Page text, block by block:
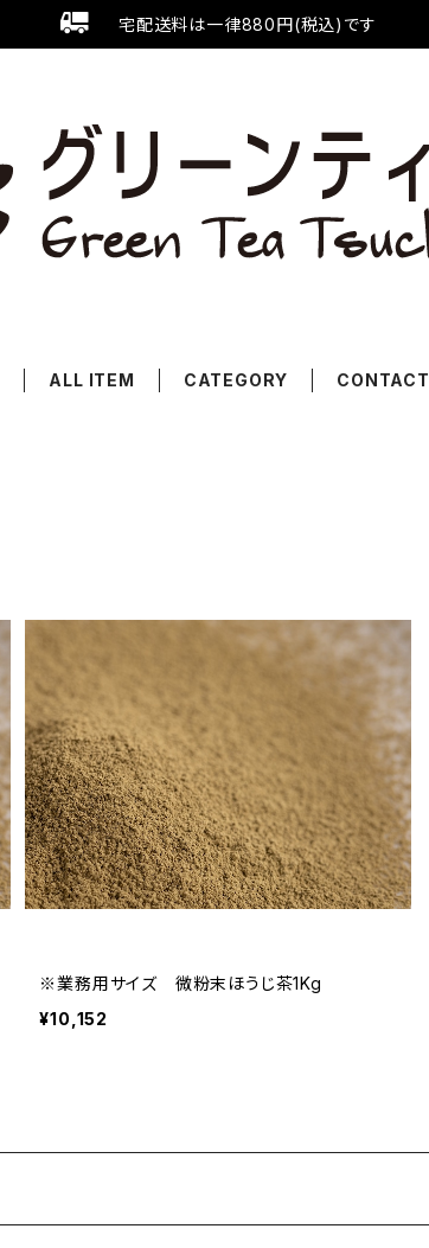
宅配送料は一律880円(税込)です
ALL ITEM CATEGORY CONTACT
※業務用サイズ 微粉末ほうじ茶1Kg
¥10,152